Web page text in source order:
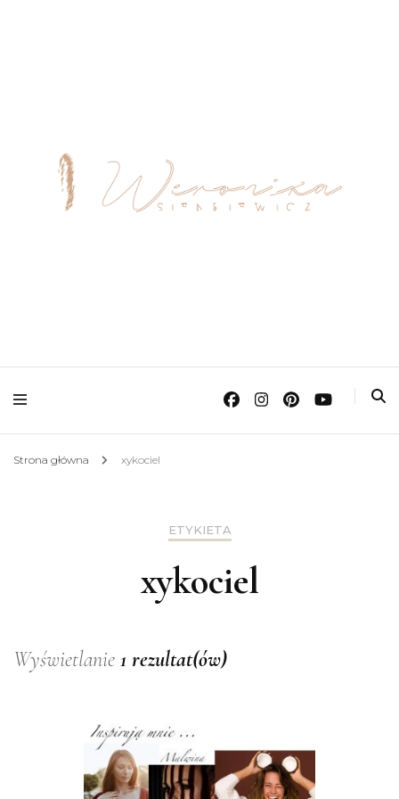
Strona główna xykociel
ETYKIETA
xykociel
Wyświetlanie 1 rezultat(ów)